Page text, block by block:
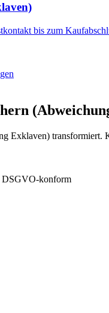
bis zum
Exklaven) transformiert.
DSGVO-konform